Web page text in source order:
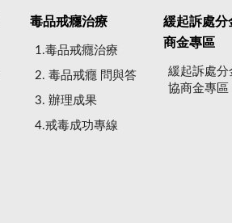
毒品戒癮治療
1.毒品戒癮治療
2. 毒品戒癮 問與答
3. 辦理成果
4.戒毒成功專線
緩起訴處分
商金專區
緩起訴處分
協商金專區